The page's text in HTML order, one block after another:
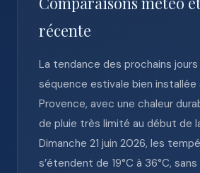
récente
La tendance des prochains
séquence estivale bien
Provence, avec une chaleur
de pluie très limité au début de
Dimanche 21 juin 2026, les
s’étendent de 19°C à 36°C,